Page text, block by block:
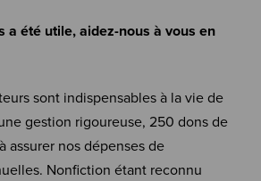
a été utile, aidez-nous à vous en
sont indispensables à la vie de
gestion rigoureuse, 250 dons de
assurer nos dépenses de
Nonfiction étant reconnu